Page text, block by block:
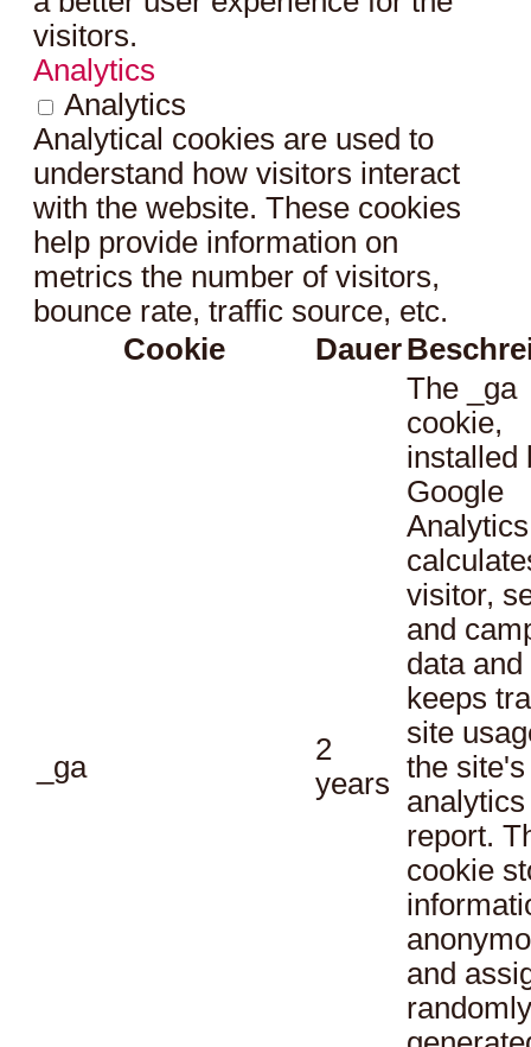
visitors.
Analytics
Analytics
Analytical cookies are used to
understand how visitors interact
with the website. These cookies
help provide information on
metrics the number of visitors,
bounce rate, traffic source, etc.
Cookie
Dauer
_ga
2
years
The _ga
cookie,
installed
Google
visitor,
and
data and
keeps
site
the site's
analytics
report.
cookie
and
randomly